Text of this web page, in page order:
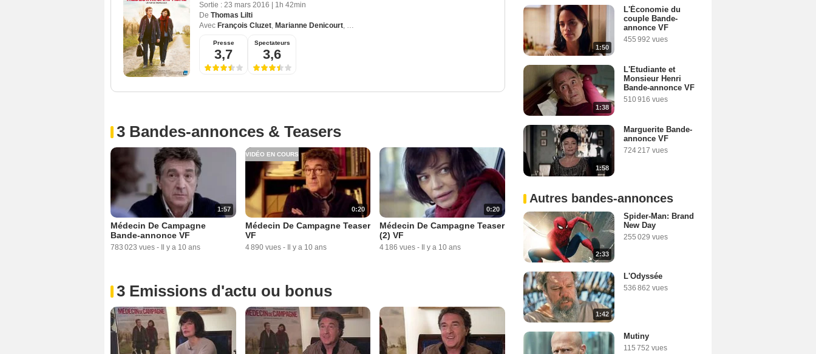
Sortie : 23 mars 2016
1h 42min
De Thomas Lilti
Avec François Cluzet, Marianne Denicourt, Isabelle Sadoyan
Presse
3,7
Spectateurs
3,6
3 Bandes-annonces & Teasers
1:57
Médecin De Campagne
Bande-annonce VF
783 023 vues - Il y a 10 ans
0:20
VIDÉO EN COURS
Médecin De Campagne Teaser
VF
4 890 vues - Il y a 10 ans
0:20
Médecin De Campagne Teaser
(2) VF
4 186 vues - Il y a 10 ans
3 Emissions d'actu ou bonus
1:50
L'Économie du
couple Bande-
annonce VF
455 992 vues
1:38
L'Etudiante et
Monsieur Henri
Bande-annonce VF
510 916 vues
1:58
Marguerite Bande-
annonce VF
724 217 vues
Autres bandes-annonces
2:33
Spider-Man: Brand
New Day
255 029 vues
1:42
L'Odyssée
536 862 vues
Mutiny
115 752 vues